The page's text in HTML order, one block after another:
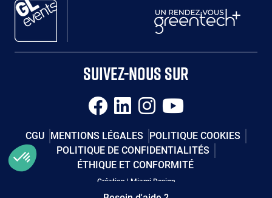
SUIVEZ-NOUS SUR
CGU MENTIONS LÉGALES
POLITIQUE COOKIES
POLITIQUE DE CONFIDENTIALITÉS
ÉTHIQUE ET CONFORMITÉ
Paragraphes
Éditeur
Création | Miami Design